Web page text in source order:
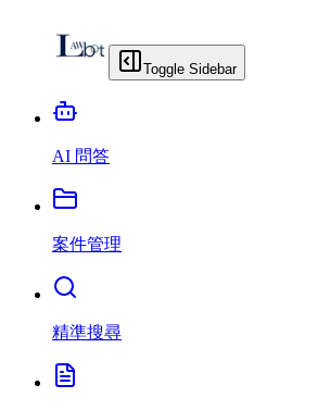
Toggle Sidebar
AI 問答
案件管理
精準搜尋